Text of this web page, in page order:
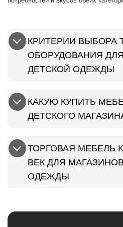
КРИТЕРИИ ВЫБОРА
ОБОРУДОВАНИЯ
ДЕТСКОЙ ОДЕЖДЫ
КАКУЮ КУПИТЬ
ДЕТСКОГО
ТОРГОВАЯ МЕБЕЛЬ
ВЕК ДЛЯ
ОДЕЖДЫ